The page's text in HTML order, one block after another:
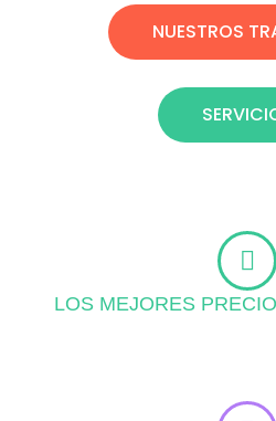
NUESTROS
LOS MEJORES